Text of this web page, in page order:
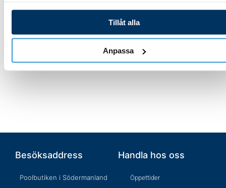
Tillåt alla
Anpassa
1 693,00kr
Lägg till i varukorg
Besöksaddress
Poolbutiken i Södermanland
Handla hos oss
Öppettider